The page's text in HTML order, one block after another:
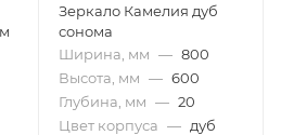
Зеркало Камелия дуб
сонома
Ширина, мм — 800
Высота, мм — 600
Глубина, мм — 20
Цвет корпуса — дуб